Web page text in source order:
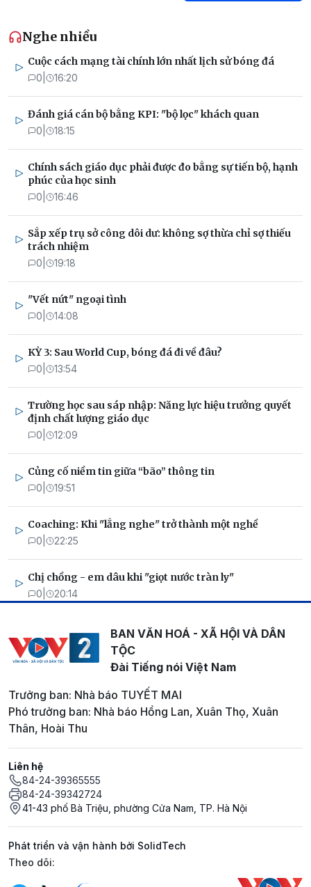
Nghe nhiều
Cuộc cách mạng tài chính lớn nhất lịch sử bóng đá
0 16:20
Đánh giá cán bộ bằng KPI: "bộ lọc" khách quan
0 18:15
Chính sách giáo dục phải được đo bằng sự tiến bộ, hạnh
phúc của học sinh
0 16:46
Sắp xếp trụ sở công dôi dư: không sợ thừa chỉ sợ thiếu
trách nhiệm
0 19:18
"Vết nứt" ngoại tình
0 14:08
KỲ 3: Sau World Cup, bóng đá đi về đâu?
0 13:54
Trường học sau sáp nhập: Năng lực hiệu trưởng quyết
định chất lượng giáo dục
0 12:09
Củng cố niềm tin giữa “bão” thông tin
0 19:51
Coaching: Khi "lắng nghe" trở thành một nghề
0 22:25
Chị chồng - em dâu khi "giọt nước tràn ly"
0 20:14
BAN VĂN HOÁ - XÃ HỘI VÀ DÂN
TỘC
Đài Tiếng nói Việt Nam
Trưởng ban: Nhà báo TUYẾT MAI
Phó trưởng ban: Nhà báo Hồng Lan, Xuân Thọ, Xuân
Thân, Hoài Thu
Liên hệ
84-24-39365555
84-24-39342724
41-43 phố Bà Triệu, phường Cửa Nam, TP. Hà Nội
Phát triển và vận hành bởi SolidTech
Mạng xã hội
Theo dõi: